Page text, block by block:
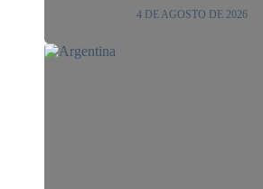
4 DE AGOSTO DE 2026